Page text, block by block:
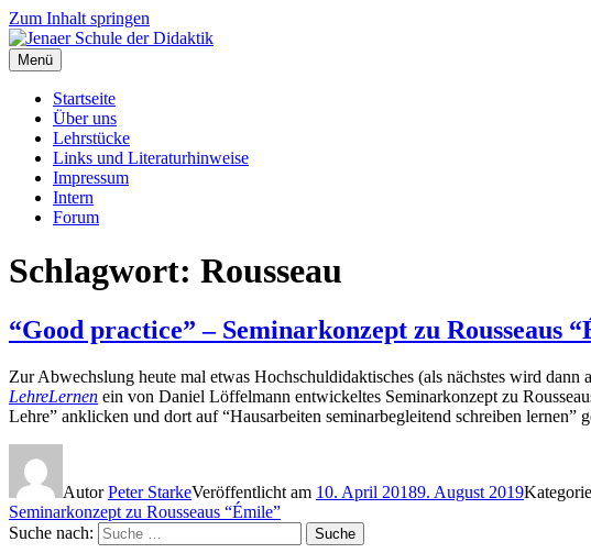
Zum Inhalt springen
Jenaer Schule der Didaktik
Das Doppelprinzip von Wahrnehmung und Darstellung im Unterricht
Menü
Startseite
Über uns
Lehrstücke
Links und Literaturhinweise
Impressum
Intern
Forum
Schlagwort: Rousseau
“Good practice” – Seminarkonzept zu Rousseaus
Zur Abwechslung heute mal etwas Hochschuldidaktisches (als nächstes wird
LehreLernen ein von Daniel Löffelmann entwickeltes Seminarkonzept zu
Lehre” anklicken und dort auf “Hausarbeiten seminarbegleitend schreiben
AutorPeter StarkeVeröffentlicht am 10. April 20189. August 2019
Seminarkonzept zu Rousseaus “Émile”
Suche nach:
Suche